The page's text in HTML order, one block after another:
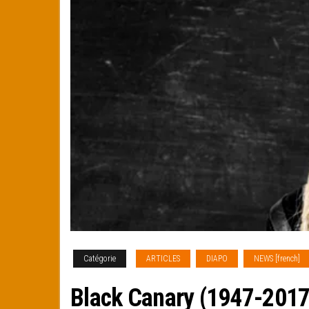
Catégorie ARTICLES DIAPO NEWS [french]
Black Canary (1947-